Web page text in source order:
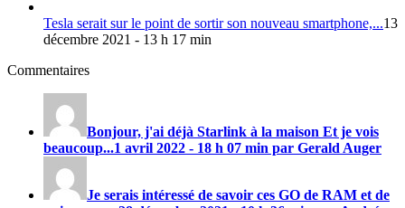
Tesla serait sur le point de sortir son nouveau smartphone,...13
décembre 2021 - 13 h 17 min
Commentaires
Bonjour, j'ai déjà Starlink à la maison Et je vois
beaucoup...1 avril 2022 - 18 h 07 min par Gerald Auger
Je serais intéressé de savoir ces GO de RAM et de